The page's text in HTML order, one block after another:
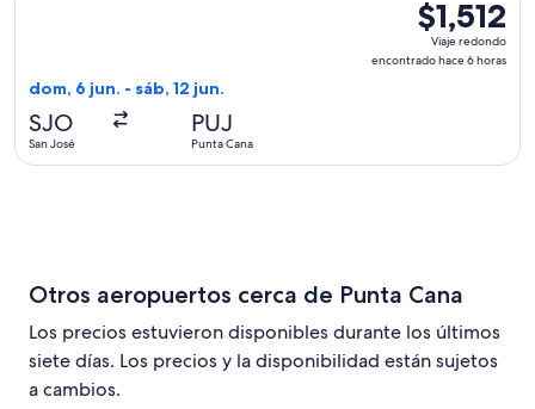
$1,512
Viaje
redondo,
$1,512
Viaje redondo
encontrado hace 6 horas
dom, 6 jun. - sáb, 12 jun.
SJO
San José
PUJ
Punta Cana
Otros aeropuertos cerca de Punta Cana
Los precios estuvieron disponibles durante los últimos
siete días. Los precios y la disponibilidad están sujetos
a cambios.